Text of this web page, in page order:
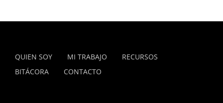
QUIEN SOY MI TRABAJO
RECURSOS
BITÁCORA
CONTACTO